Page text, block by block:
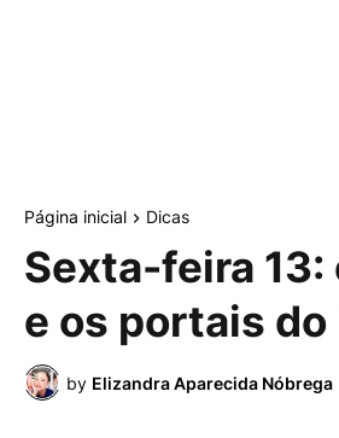
Página inicial Dicas
Sexta-feira
e os portais
by Elizandra Aparecida Nóbrega